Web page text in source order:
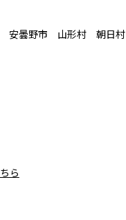
安曇野市 山形村 朝日村
ら